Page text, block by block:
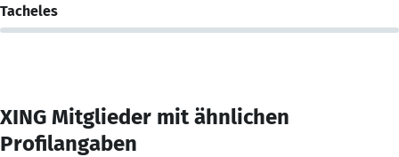
Tacheles
XING Mitglieder mit ähnlichen
Profilangaben